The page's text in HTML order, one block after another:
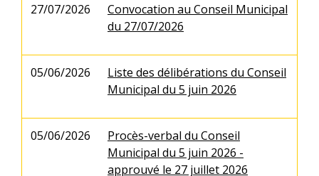
27/07/2026
Convocation au Conseil Municipal
du 27/07/2026
05/06/2026
Liste des délibérations du Conseil
Municipal du 5 juin 2026
05/06/2026
Procès-verbal du Conseil
Municipal du 5 juin 2026 -
approuvé le 27 juillet 2026